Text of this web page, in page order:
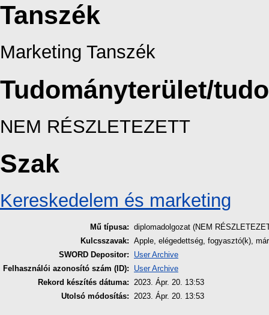
Tanszék
Marketing Tanszék
Tudományterület/
NEM RÉSZLETEZETT
Szak
Kereskedelem és marketing
Mű típusa: diplomadolgozat (NEM
Kulcsszavak: Apple, elégedettség, fogyasztó(k),
SWORD Depositor:
User Archive
Felhasználói azonosító szám (ID):
User Archive
Rekord készítés dátuma:
2023. Ápr. 20. 13:53
Utolsó módosítás:
2023. Ápr. 20. 13:53